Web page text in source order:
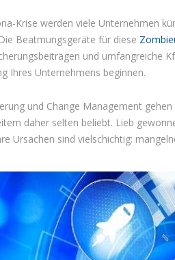
Krise werden viele Unternehmen
Beatmungsgeräte für diese
und umfangreiche
Ihres Unternehmens beginnen.
und Change Management
daher selten beliebt. Lieb
Ursachen sind vielschichtig: